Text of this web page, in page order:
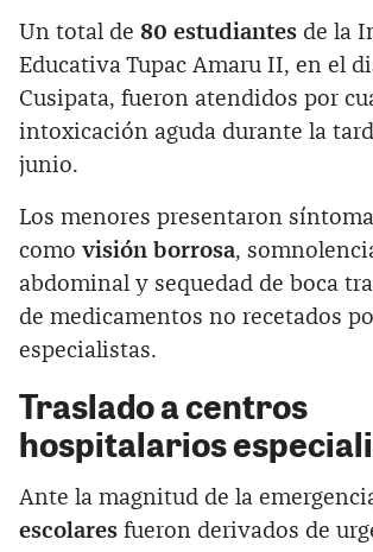
Un total de 80 estudiantes de la
Educativa Tupac Amaru II, en el
Cusipata, fueron atendidos por
intoxicación aguda durante la
junio.
Los menores presentaron
como visión borrosa,
abdominal y sequedad de boca
de medicamentos no recetados
especialistas.
Traslado a centros
hospitalarios
Ante la magnitud de la
escolares fueron derivados de